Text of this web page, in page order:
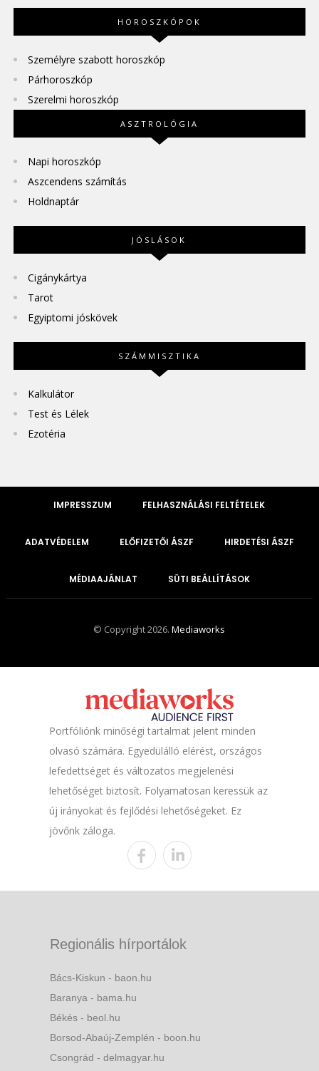
HOROSZKÓPOK
Személyre szabott horoszkóp
Párhoroszkóp
Szerelmi horoszkóp
ASZTROLÓGIA
Napi horoszkóp
Aszcendens számítás
Holdnaptár
JÓSLÁSOK
Cigánykártya
Tarot
Egyiptomi jóskövek
SZÁMMISZTIKA
Kalkulátor
Test és Lélek
Ezotéria
IMPRESSZUM FELHASZNÁLÁSI FELTÉTELEK
ADATVÉDELEM ELŐFIZETŐI ÁSZF HIRDETÉSI ÁSZF
MÉDIAAJÁNLAT SÜTI BEÁLLÍTÁSOK
© Copyright 2026.Mediaworks
Portfóliónk minőségi tartalmat jelent minden
olvasó számára. Egyedülálló elérést, országos
lefedettséget és változatos megjelenési
lehetőséget biztosít. Folyamatosan keressük az
új irányokat és fejlődési lehetőségeket. Ez
jövőnk záloga.
Regionális hírportálok
Bács-Kiskun - baon.hu
Baranya - bama.hu
Békés - beol.hu
Borsod-Abaúj-Zemplén - boon.hu
Csongrád - delmagyar.hu